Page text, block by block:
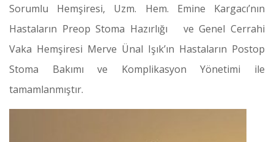
Sorumlu Hemşiresi, Uzm. Hem. Emine Kargacı’nın
Hastaların Preop Stoma Hazırlığı ve Genel Cerrahi
Vaka Hemşiresi Merve Ünal Işık’ın Hastaların Postop
Stoma Bakımı ve Komplikasyon Yönetimi ile
tamamlanmıştır.